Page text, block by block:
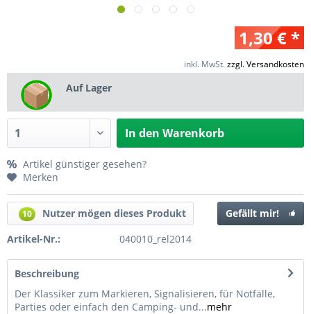
1,30 € *
inkl. MwSt.zzgl. Versandkosten
Auf Lager
In den Warenkorb
Artikel günstiger gesehen?
Merken
10 Nutzer mögen dieses Produkt
Gefällt mir!
Artikel-Nr.:
040010_rel2014
Beschreibung
Der Klassiker zum Markieren, Signalisieren, für Notfälle,
Parties oder einfach den Camping- und...mehr